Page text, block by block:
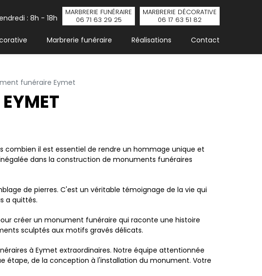
: 8h - 18h
MARBRERIE FUNÉRAIRE
06 71 63 29 25
MARBRERIE DÉCORATIVE
06 17 63 51 82
Marbrerie funéraire Réalisations Contact
funéraire Eymet
combien il est essentiel de rendre un hommage unique et
dans la construction de monuments funéraires
de pierres. C'est un véritable témoignage de la vie qui
a quittés.
créer un monument funéraire qui raconte une histoire
sculptés aux motifs gravés délicats.
à Eymet extraordinaires. Notre équipe attentionnée
étape, de la conception à l'installation du monument. Votre